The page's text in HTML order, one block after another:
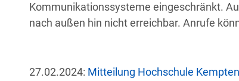
Kommunikationssysteme eingeschränkt.
nach außen hin nicht erreichbar. Anrufe
27.02.2024: Mitteilung Hochschule Kempten